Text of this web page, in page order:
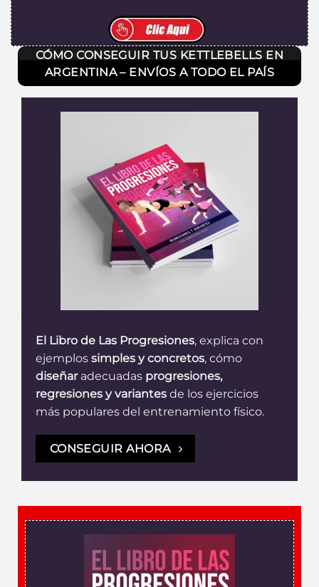
CÓMO CONSEGUIR TUS KETTLEBELLS EN
ARGENTINA – ENVÍOS A TODO EL PAÍS
El Libro de Las Progresiones, explica con
ejemplos simples y concretos, cómo
diseñaradecuadas progresiones,
regresiones y variantes de los ejercicios
más populares del entrenamiento físico.
CONSEGUIR AHORA